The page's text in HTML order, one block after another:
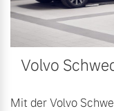
Volvo
Mit der Volvo